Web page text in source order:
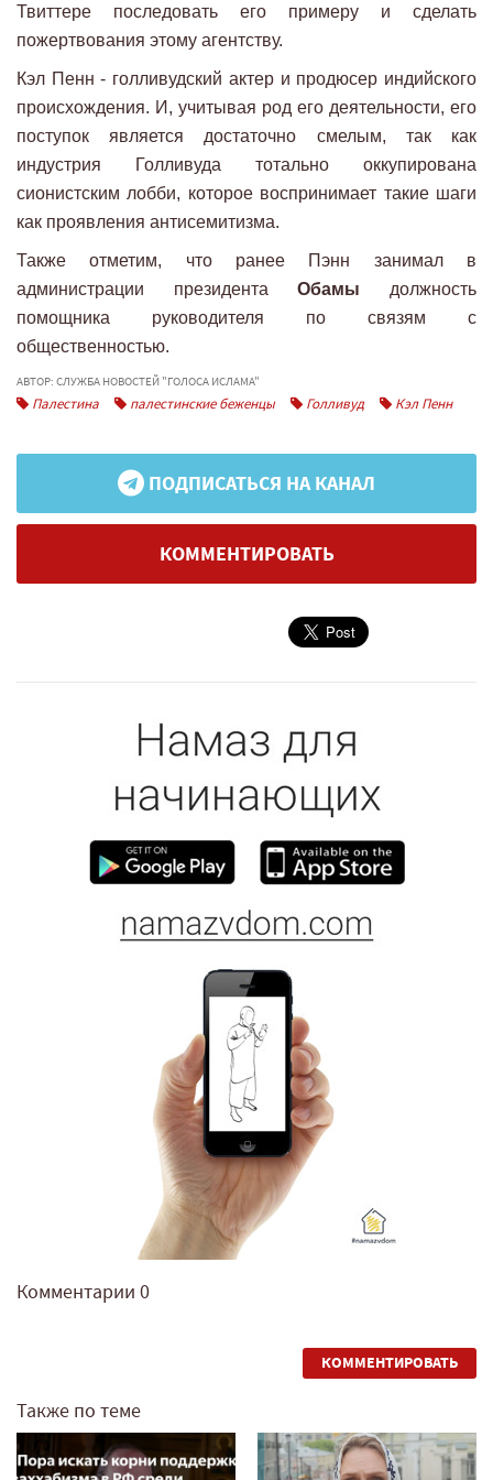
Твиттере последовать его примеру и сделать
пожертвования этому агентству.
Кэл Пенн - голливудский актер и продюсер индийского
происхождения. И, учитывая род его деятельности, его
поступок является достаточно смелым, так как
индустрия Голливуда тотально оккупирована
сионистским лобби, которое воспринимает такие шаги
как проявления антисемитизма.
Также отметим, что ранее Пэнн занимал в
администрации президентаОбамы должность
помощника руководителя по связям с
общественностью.
АВТОР: СЛУЖБА НОВОСТЕЙ "ГОЛОСА ИСЛАМА"
Палестина палестинские беженцы Голливуд Кэл Пенн
ПОДПИСАТЬСЯ НА КАНАЛ
КОММЕНТИРОВАТЬ
Комментарии 0
КОММЕНТИРОВАТЬ
Также по теме